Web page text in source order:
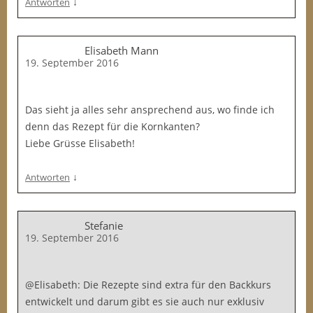
Elisabeth Mann
19. September 2016
Das sieht ja alles sehr ansprechend aus, wo finde ich
denn das Rezept für die Kornkanten?
Liebe Grüsse Elisabeth!
Antworten ↓
Stefanie
19. September 2016
@Elisabeth: Die Rezepte sind extra für den Backkurs
entwickelt und darum gibt es sie auch nur exklusiv